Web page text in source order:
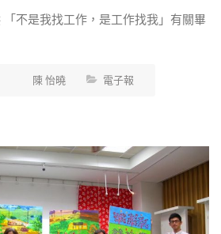
不是我找工作，是工作找我」有關畢
陳 怡曉 電子報